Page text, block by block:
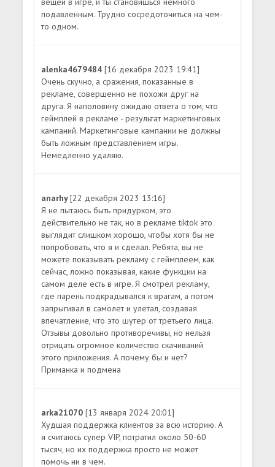
подавленным. Трудно сосредоточиться на чем-
то одном.
alenka4679484[16 декабря 2023 19:41]
Очень скучно, а сражения, показанные в
рекламе, совершенно не похожи друг на
друга. Я наполовину ожидаю ответа о том, что
геймплей в рекламе - результат маркетинговых
кампаний. Маркетинговые кампании не должны
быть ложным представлением игры.
Немедленно удаляю.
anarhy[22 декабря 2023 13:16]
Я не пытаюсь быть придурком, это
действительно не так, но в рекламе tiktok это
выглядит слишком хорошо, чтобы хотя бы не
попробовать, что я и сделал. Ребята, вы не
можете показывать рекламу с геймплеем, как
сейчас, ложно показывая, какие функции на
самом деле есть в игре. Я смотрел рекламу,
где парень подкрадывался к врагам, а потом
запрыгивал в самолет и улетал, создавая
впечатление, что это шутер от третьего лица.
Отзывы довольно противоречивы, но нельзя
отрицать огромное количество скачиваний
этого приложения. А почему бы и нет?
Приманка и подмена
arka21070[13 января 2024 20:01]
Худшая поддержка клиентов за всю историю. А
я считаюсь супер VIP, потратил около 50-60
тысяч, но их поддержка просто не может
помочь ни в чем.